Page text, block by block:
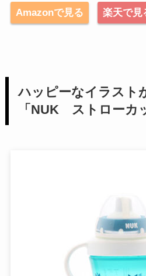
Amazonで見る 楽天で見
ハッピーなイラスト
「NUK ストローカ